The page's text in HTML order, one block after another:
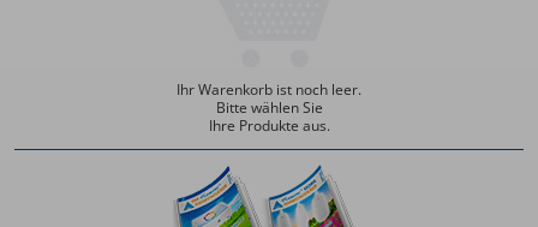
Ihr Warenkorb ist noch leer.
Bitte wählen Sie
Ihre Produkte aus.